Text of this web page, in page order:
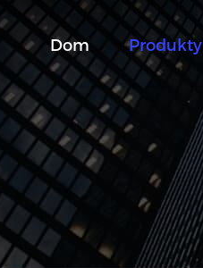
Dom Produkty